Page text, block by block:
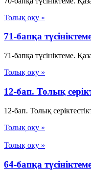
Толық оқу »
71-бапқа
71-бапқа түсініктеме.
Толық оқу »
12-бап. Толық
12-бап. Толық
Толық оқу »
Толық оқу »
64-бапқа